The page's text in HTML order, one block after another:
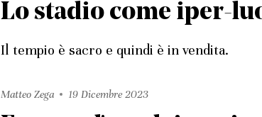
Lo stadio come iper-
Il tempio è sacro e quindi è in vendita.
Matteo Zega 19 Dicembre 2023